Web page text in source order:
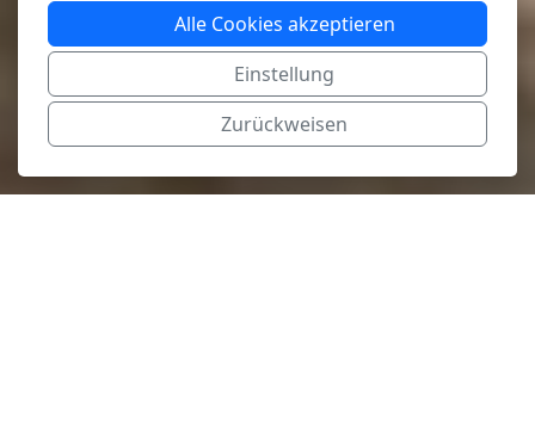
Alle Cookies akzeptieren
Einstellung
Zurückweisen